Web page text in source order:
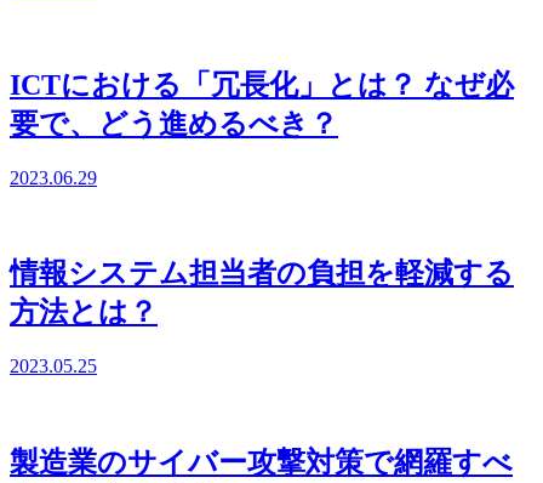
ICTにおける「冗長化」とは？ なぜ必
要で、どう進めるべき？
2023.06.29
情報システム担当者の負担を軽減する
方法とは？
2023.05.25
製造業のサイバー攻撃対策で網羅すべ